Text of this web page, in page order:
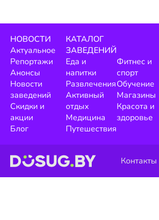
НОВОСТИ
Актуальное
Репортажи
Анонсы
Новости
заведений
Скидки и
акции
Блог
КАТАЛОГ
ЗАВЕДЕНИЙ
Еда и
напитки
Развлечения
Активный
отдых
Медицина
Путешествия
Фитнес и
спорт
Обучение
Магазины
Красота и
здоровье
Контакты